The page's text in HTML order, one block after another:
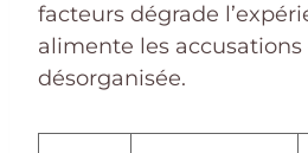
facteurs dégrade
alimente les accusations
désorganisée.